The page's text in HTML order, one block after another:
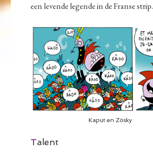
een levende legende in de Franse strip.
Kaput en Zösky
Talent